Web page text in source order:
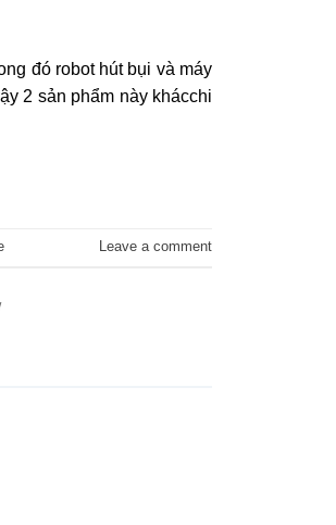
đó robot hút bụi và máy
2 sản phẩm này khácchi
Leave a comment